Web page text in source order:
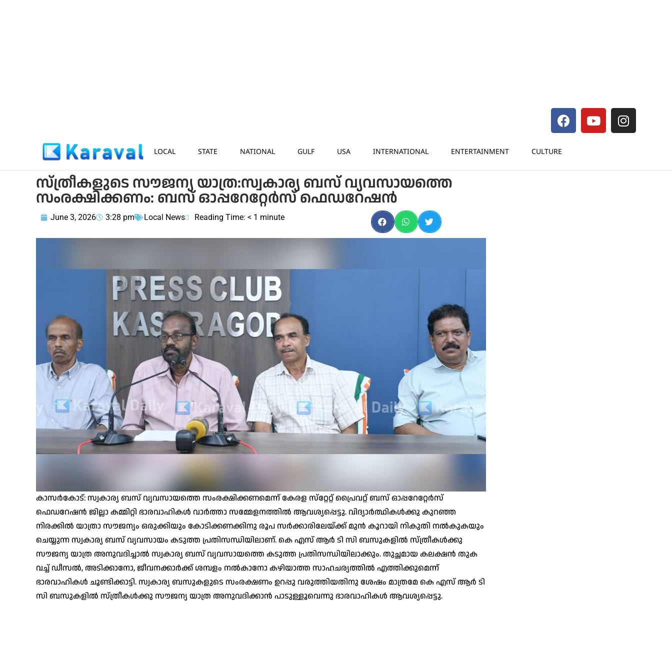
LOCAL STATE NATIONAL GULF USA INTERNATIONAL ENTERTAINMENT CULTURE
സ്ത്രീകളുടെ സൗജന്യ യാത്ര:സ്വകാര്യ ബസ് വ്യവസായത്തെ
സംരക്ഷിക്കണം: ബസ് ഓപ്പറേറ്റേര്‍സ് ഫെഡറേഷന്‍
June 3, 2026 3:28 pm Local News Reading Time: < 1 minute
കാസര്‍കോട്: സ്വകാര്യ ബസ് വ്യവസായത്തെ സംരക്ഷിക്കണമെന്ന് കേരള സ്‌റ്റേറ്റ് പ്രൈവറ്റ് ബസ് ഓപ്പറേറ്റേര്‍സ്
ഫെഡറേഷന്‍ ജില്ലാ കമ്മിറ്റി ഭാരവാഹികള്‍ വാര്‍ത്താ സമ്മേളനത്തില്‍ ആവശ്യപ്പെട്ടു. വിദ്യാര്‍ത്ഥികള്‍ക്കു കുറഞ്ഞ
നിരക്കില്‍ യാത്രാ സൗജന്യം ഒരുക്കിയും കോടിക്കണക്കിനു രൂപ സര്‍ക്കാരിലേയ്ക്ക് മുന്‍ കൂറായി നികുതി നല്‍കുകയും
ചെയ്യുന്ന സ്വകാര്യ ബസ് വ്യവസായം കടുത്ത പ്രതിസന്ധിയിലാണ്. കെ എസ് ആര്‍ ടി സി ബസുകളില്‍ സ്ത്രീകള്‍ക്കു
സൗജന്യ യാത്ര അനുവദിച്ചാല്‍ സ്വകാര്യ ബസ് വ്യവസായത്തെ കടുത്ത പ്രതിസന്ധിയിലാക്കും. തുച്ഛമായ കലക്ഷന്‍ തുക
വച്ച് ഡീസല്‍, അടിക്കാനോ, ജീവനക്കാര്‍ക്ക് ശമ്പളം നല്‍കാനോ കഴിയാത്ത സാഹചര്യത്തില്‍ എത്തിക്കുമെന്ന്
ഭാരവാഹികള്‍ ചൂണ്ടിക്കാട്ടി. സ്വകാര്യ ബസുകളുടെ സംരക്ഷണം ഉറപ്പു വരുത്തിയതിനു ശേഷം മാത്രമേ കെ എസ് ആര്‍ ടി
സി ബസുകളില്‍ സ്ത്രീകള്‍ക്കു സൗജന്യ യാത്ര അനുവദിക്കാന്‍ പാടുള്ളൂവെന്നു ഭാരവാഹികള്‍ ആവശ്യപ്പെട്ടു.